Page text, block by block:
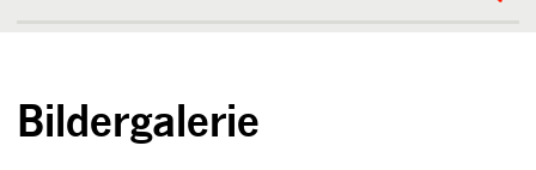
Bildergalerie